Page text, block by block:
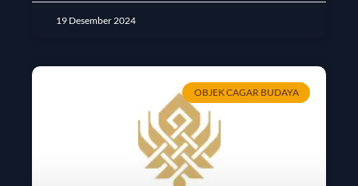
19 Desember 2024
OBJEK CAGAR BUDAYA